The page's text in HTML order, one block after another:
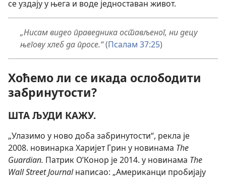
се уздају у њега и воде једноставан живот.
„Нисам видео праведника остављеног, ни децу
његову хлеб да просе.“(Псалам 37:25)
Хоћемо ли се икада ослободити
забринутости?
ШТА ЉУДИ КАЖУ.
„Улазимо у ново доба забринутости“, рекла је
2008. новинарка Харијет Грин у новинама The
Guardian. Патрик О’Конор је 2014. у новинама The
Wall Street Journalнаписао: „Американци пробијају